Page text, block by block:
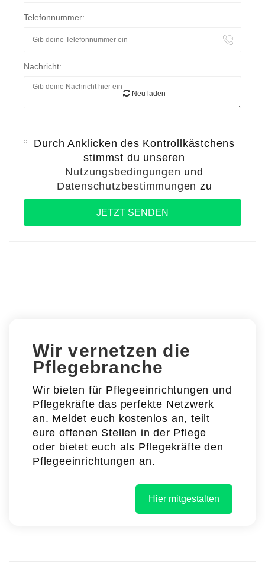
Telefonnummer:
Nachricht:
Neu laden
Durch Anklicken des Kontrollkästchens
stimmst du unseren
Nutzungsbedingungen und
Datenschutzbestimmungen zu
Wir vernetzen die
Pflegebranche
Wir bieten für Pflegeeinrichtungen und
Pflegekräfte das perfekte Netzwerk
an. Meldet euch kostenlos an, teilt
eure offenen Stellen in der Pflege
oder bietet euch als Pflegekräfte den
Pflegeeinrichtungen an.
Hier mitgestalten